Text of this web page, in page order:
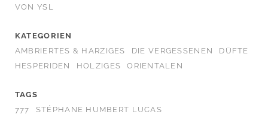
ON YSL
KATEGORIEN
AMBRIERTES & HARZIGES
DIE VERGESSENEN
DÜFTE
HESPERIDEN
HOLZIGES ORIENTALEN
TAGS
777
STÉPHANE HUMBERT LUCAS